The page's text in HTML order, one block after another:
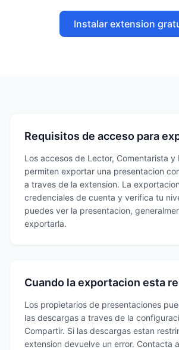
Instalar extension
Requisitos de acceso para
Los accesos de Lector, Comentarista y
permiten exportar una presentacion
a traves de la extension. La
credenciales de cuenta y verifica tu
puedes ver la presentacion,
exportarla.
Cuando la exportacion esta
Los propietarios de presentaciones
las descargas a traves de la
Compartir. Si las descargas estan
extension devuelve un error. Contacta